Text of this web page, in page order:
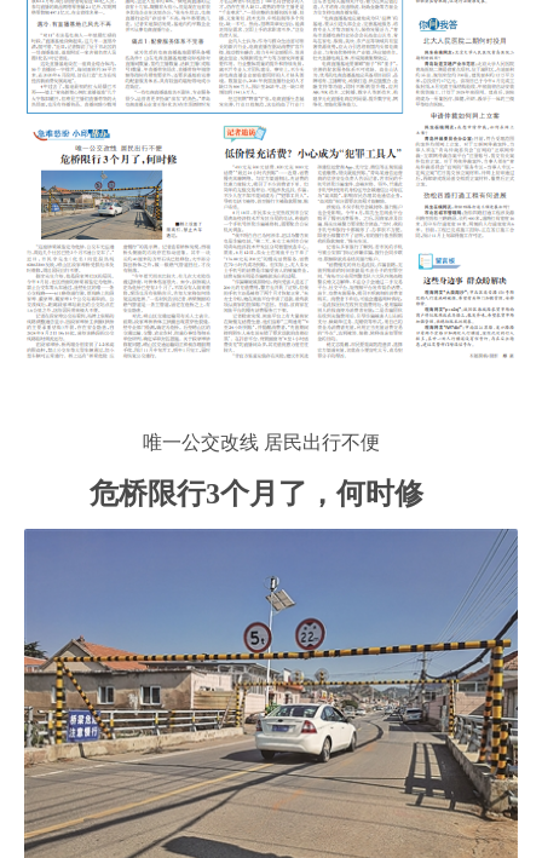
唯一公交改线 居民出行不便
危桥限行3个月了，何时修